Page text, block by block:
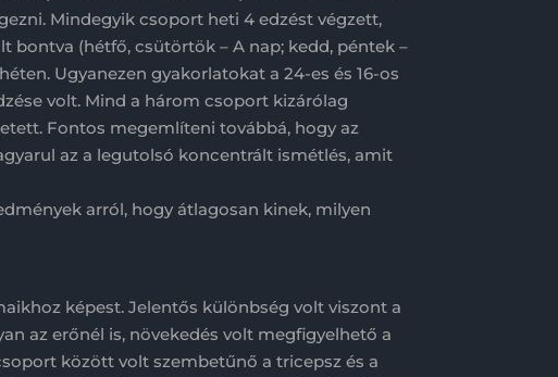
Mindegyik csoport heti 4 edzést végzett,
bontva (hétfő, csütörtök – A nap; kedd, péntek –
Ugyanezen gyakorlatokat a 24-es és 16-os
volt. Mind a három csoport kizárólag
Fontos megemlíteni továbbá, hogy az
az a legutolsó koncentrált ismétlés, amit
arról, hogy átlagosan kinek, milyen
képest. Jelentős különbség volt viszont a
az erőnél is, növekedés volt megfigyelhető a
között volt szembetűnő a tricepsz és a